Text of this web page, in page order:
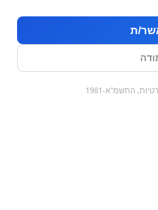
0
הקניות שלי
ת
התשמ"א-1981